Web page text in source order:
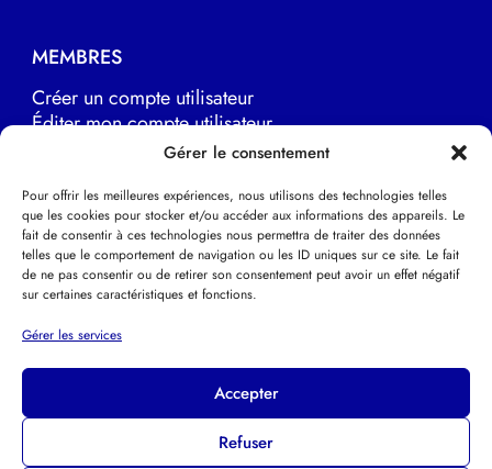
Gérer le consentement
Pour offrir les meilleures expériences, nous utilisons des technologies telles
que les cookies pour stocker et/ou accéder aux informations des appareils. Le
fait de consentir à ces technologies nous permettra de traiter des données
telles que le comportement de navigation ou les ID uniques sur ce site. Le fait
de ne pas consentir ou de retirer son consentement peut avoir un effet négatif
sur certaines caractéristiques et fonctions.
Gérer les services
Accepter
Refuser
MEMBRES
Créer un compte utilisateur
Éditer mon compte utilisateur
LIENS UTILES
EFPP Europe
EFPP Deutsche Schweiz
Psychothérapie Psychanalytique